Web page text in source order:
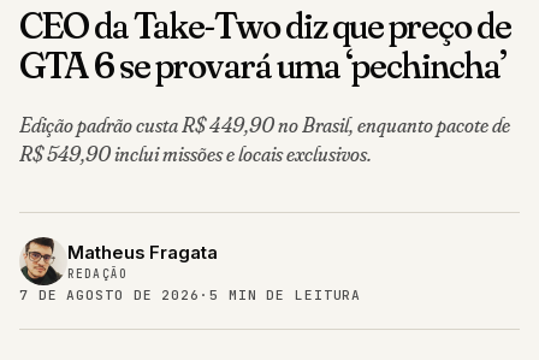
CEO da Take-Two diz que preço de
GTA 6 se provará uma ‘pechincha’
Edição padrão custa R$ 449,90 no Brasil, enquanto pacote de
R$ 549,90 inclui missões e locais exclusivos.
Matheus Fragata
REDAÇÃO
7 DE AGOSTO DE 2026 · 5 MIN DE LEITURA